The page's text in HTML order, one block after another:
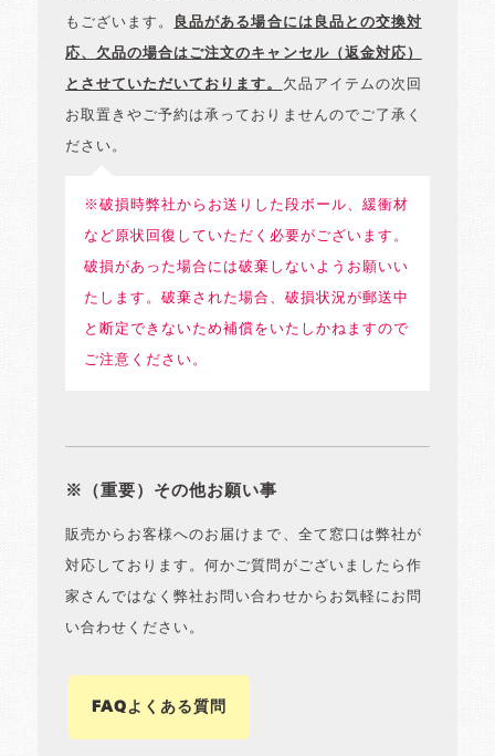
もございます。 良品がある場合には良品との交換対
応、欠品の場合はご注文のキャンセル（返金対応）
とさせていただいております。 欠品アイテムの次回
お取置きやご予約は承っておりませんのでご了承く
ださい。
※破損時弊社からお送りした段ボール、緩衝材
など原状回復していただく必要がございます。
破損があった場合には破棄しないようお願いい
たします。破棄された場合、破損状況が郵送中
と断定できないため補償をいたしかねますので
ご注意ください。
※（重要）その他お願い事
販売からお客様へのお届けまで、全て窓口は弊社が
対応しております。何かご質問がございましたら作
家さんではなく弊社お問い合わせからお気軽にお問
い合わせください。
FAQよくある質問